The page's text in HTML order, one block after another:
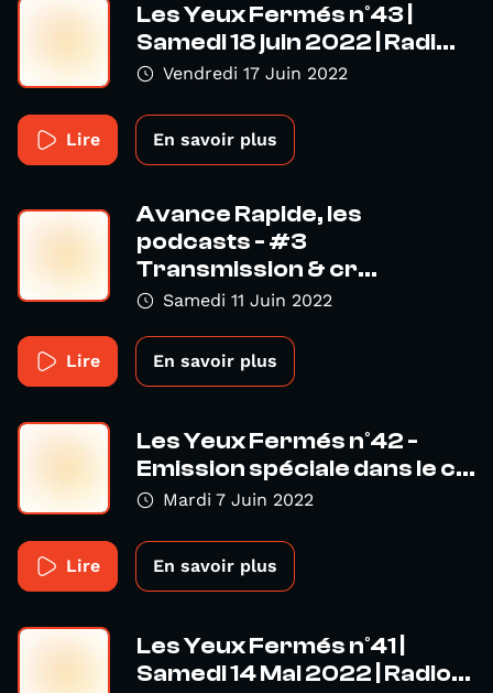
Les Yeux Fermés n°43 |
Samedi 18 juin 2022 | Radi...
Vendredi 17 Juin 2022
Lire En savoir plus
Avance Rapide, les
podcasts - #3
Transmission & cr...
Samedi 11 Juin 2022
Lire En savoir plus
Les Yeux Fermés n°42 -
Emission spéciale dans le c...
Mardi 7 Juin 2022
Lire En savoir plus
Les Yeux Fermés n°41 |
Samedi 14 Mai 2022 | Radio...